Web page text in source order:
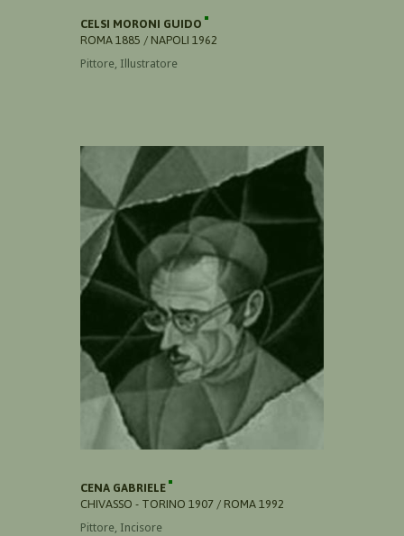
CELSI MORONI GUIDO
ROMA 1885 / NAPOLI 1962
Pittore, Illustratore
CENA GABRIELE
CHIVASSO - TORINO 1907 / ROMA 1992
Pittore, Incisore